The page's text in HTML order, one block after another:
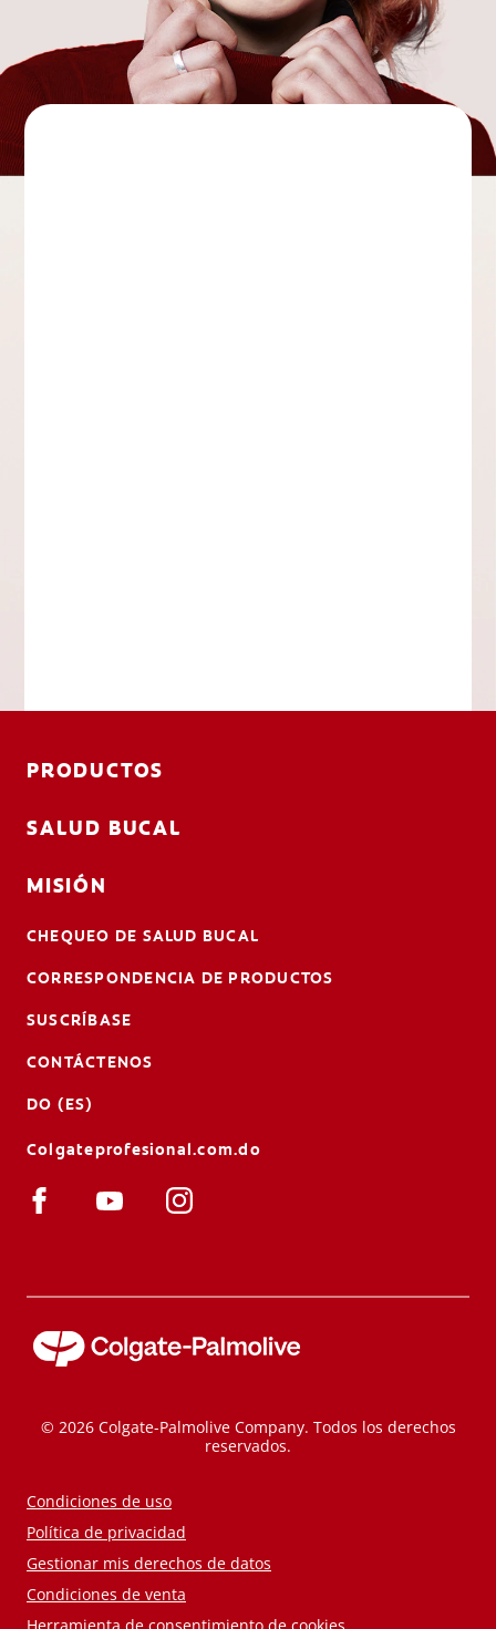
PRODUCTOS
SALUD BUCAL
MISIÓN
CHEQUEO DE SALUD BUCAL
CORRESPONDENCIA DE PRODUCTOS
SUSCRÍBASE
CONTÁCTENOS
DO (ES)
Colgateprofesional.com.do
© 2026 Colgate-Palmolive Company. Todos los derechos
reservados.
Condiciones de uso
Política de privacidad
Gestionar mis derechos de datos
Condiciones de venta